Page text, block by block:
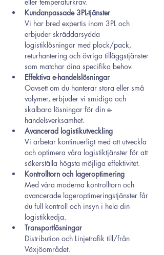
Kundanpassade 3PL-tjänster
Vi har bred expertis inom 3PL och
erbjuder skräddarsydda
logistiklösningar med plock/pack,
returhantering och övriga tilläggstjänster
som matchar dina specifika behov.
Effektiva e-handelslösningar
Oavsett om du hanterar stora eller små
volymer, erbjuder vi smidiga och
skalbara lösningar för din e-
handelsverksamhet.
Avancerad logistikutveckling
Vi arbetar kontinuerligt med att utveckla
och optimera våra logistiktjänster för att
säkerställa högsta möjliga effektivitet.
Kontrolltorn och lageroptimering
Med våra moderna kontrolltorn och
avancerade lageroptimeringstjänster får
du full kontroll och insyn i hela din
logistikkedja.
Transportlösningar
Distribution och Linjetrafik till/från
Växjöområdet.